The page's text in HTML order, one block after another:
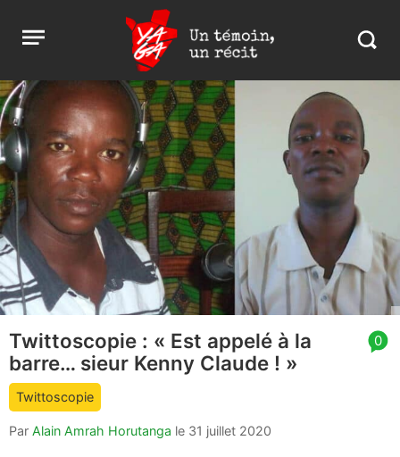
Open
menu
Yaga
Burundi
Search
article
comment
count
0
Twittoscopie : « Est appelé à la
barre… sieur Kenny Claude ! »
Twittoscopie
Par Alain Amrah Horutanga le 31 juillet 2020